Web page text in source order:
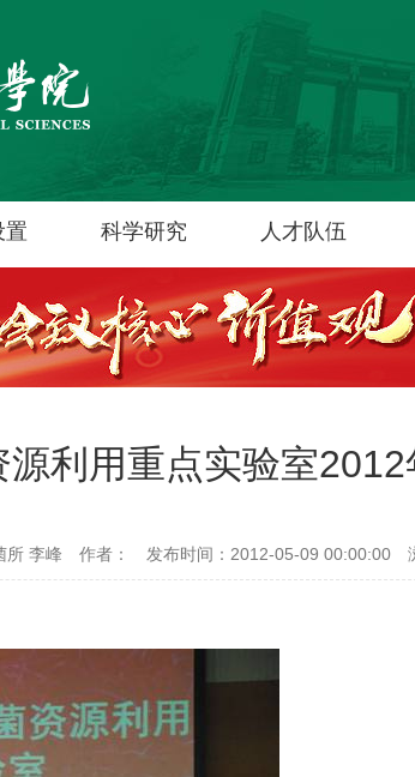
置 科学研究 人才队伍
利用重点实验室
所 李峰 作者： 发布时间：2012-05-09 00:00:00